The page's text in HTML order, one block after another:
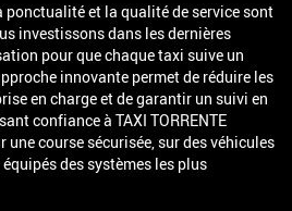
ponctualité et la qualité de service sont
investissons dans les dernières
pour que chaque taxi suive un
innovante permet de réduire les
en charge et de garantir un suivi en
confiance à TAXI TORRENTE
une course sécurisée, sur des véhicules
des systèmes les plus